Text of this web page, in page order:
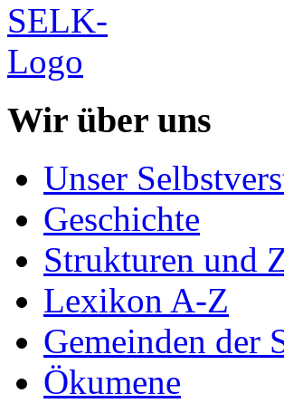
Wir über uns
Unser
Geschichte
Strukturen und
Lexikon A-Z
Gemeinden der
Ökumene